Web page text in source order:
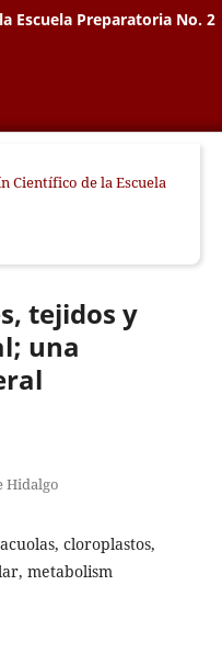
Escuela Preparatoria No. 2
Científico de la Escuela
tejidos y
una
Hidalgo
cloroplastos,
metabolism